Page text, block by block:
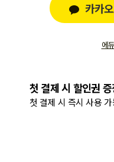
카카
에
첫 결제 시 할인권 증
첫 결제 시 즉시 사용